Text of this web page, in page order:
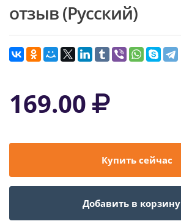
отзыв (Русский)
169.00
Купить сейчас
Добавить в корзину